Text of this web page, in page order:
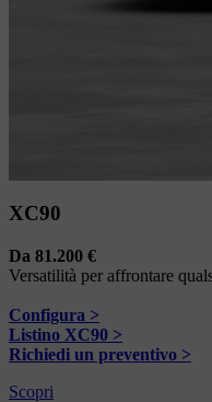
XC90
Da 81.200 €
Versatilità per affrontare
Configura >
Listino XC90 >
Richiedi un preventivo >
Scopri